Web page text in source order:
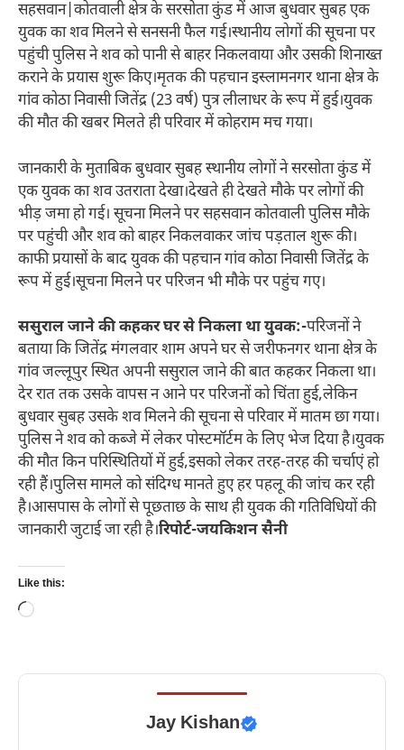
सहसवान|कोतवाली क्षेत्र के सरसोता कुंड में आज बुधवार सुबह एक
युवक का शव मिलने से सनसनी फैल गई।स्थानीय लोगों की सूचना पर
पहुंची पुलिस ने शव को पानी से बाहर निकलवाया और उसकी शिनाख्त
कराने के प्रयास शुरू किए।मृतक की पहचान इस्लामनगर थाना क्षेत्र के
गांव कोठा निवासी जितेंद्र (23 वर्ष) पुत्र लीलाधर के रूप में हुई।युवक
की मौत की खबर मिलते ही परिवार में कोहराम मच गया।
जानकारी के मुताबिक बुधवार सुबह स्थानीय लोगों ने सरसोता कुंड में
एक युवक का शव उतराता देखा।देखते ही देखते मौके पर लोगों की
भीड़ जमा हो गई। सूचना मिलने पर सहसवान कोतवाली पुलिस मौके
पर पहुंची और शव को बाहर निकलवाकर जांच पड़ताल शुरू की।
काफी प्रयासों के बाद युवक की पहचान गांव कोठा निवासी जितेंद्र के
रूप में हुई।सूचना मिलने पर परिजन भी मौके पर पहुंच गए।
ससुराल जाने की कहकर घर से निकला था युवक:-परिजनों ने
बताया कि जितेंद्र मंगलवार शाम अपने घर से जरीफनगर थाना क्षेत्र के
गांव जल्लूपुर स्थित अपनी ससुराल जाने की बात कहकर निकला था।
देर रात तक उसके वापस न आने पर परिजनों को चिंता हुई,लेकिन
बुधवार सुबह उसके शव मिलने की सूचना से परिवार में मातम छा गया।
पुलिस ने शव को कब्जे में लेकर पोस्टमॉर्टम के लिए भेज दिया है।युवक
की मौत किन परिस्थितियों में हुई,इसको लेकर तरह-तरह की चर्चाएं हो
रही हैं।पुलिस मामले को संदिग्ध मानते हुए हर पहलू की जांच कर रही
है।आसपास के लोगों से पूछताछ के साथ ही युवक की गतिविधियों की
जानकारी जुटाई जा रही है।रिपोर्ट-जयकिशन सैनी
Like this:
Loading…
Jay Kishan